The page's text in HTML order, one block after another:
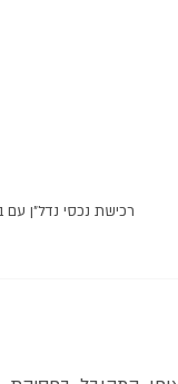
רכישת נכסי נדל"ן עם